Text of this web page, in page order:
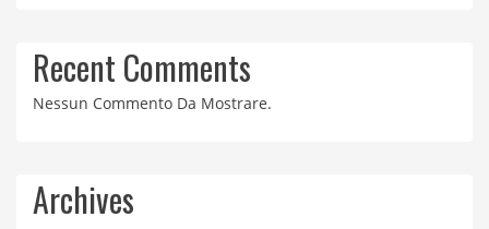
Recent Comments
Nessun Commento Da Mostrare.
Archives